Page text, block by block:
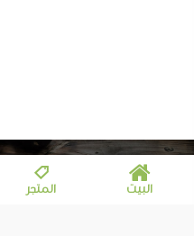
البيت المتجر